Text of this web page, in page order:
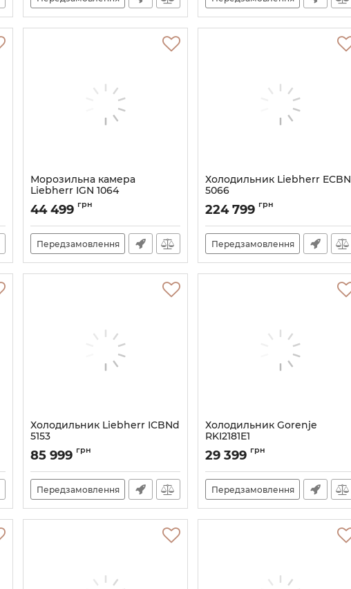
Морозильна камера
Liebherr IGN 1064
Артикул:IGN1064
44 499 грн
Передзамовлення
Холодильник Liebherr ECBN
5066
Артикул:ECBN5066
224 799 грн
Передзамовлення
Холодильник Liebherr ICBNd
5153
Артикул:ICBND5153
85 999 грн
Передзамовлення
Холодильник Gorenje
RKI2181E1
Артикул:A127700
29 399 грн
Передзамовлення